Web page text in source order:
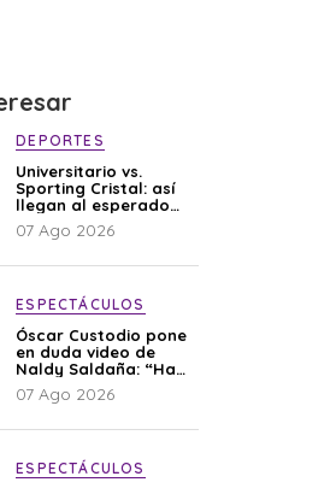
DEPORTES
Universitario vs.
Sporting Cristal: así
llegan al esperado
duelo
07 Ago 2026
ESPECTÁCULOS
Óscar Custodio pone
en duda video de
Naldy Saldaña: “Hay
cosas que de repente
se han editado”
07 Ago 2026
ESPECTÁCULOS